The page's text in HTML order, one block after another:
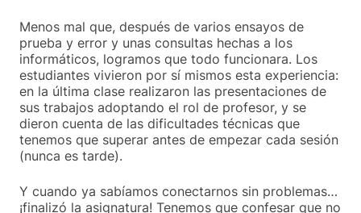
Menos mal que, después de varios ensayos de
prueba y error y unas consultas hechas a los
informáticos, logramos que todo funcionara. Los
estudiantes vivieron por sí mismos esta experiencia:
en la última clase realizaron las presentaciones de
sus trabajos adoptando el rol de profesor, y se
dieron cuenta de las dificultades técnicas que
tenemos que superar antes de empezar cada sesión
(nunca es tarde).
Y cuando ya sabíamos conectarnos sin problemas…
¡finalizó la asignatura! Tenemos que confesar que no